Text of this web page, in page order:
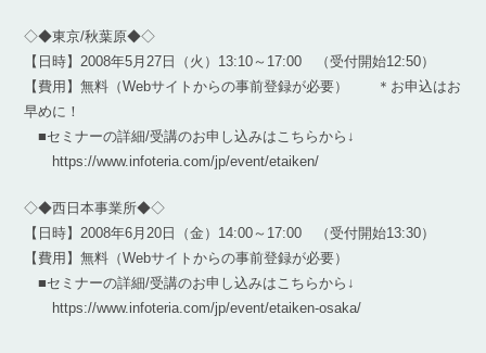
◇◆東京/秋葉原◆◇
【日時】2008年5月27日（火）13:10～17:00 （受付開始12:50）
【費用】無料（Webサイトからの事前登録が必要） ＊お申込はお
早めに！
■セミナーの詳細/受講のお申し込みはこちらから↓
https://www.infoteria.com/jp/event/etaiken/
◇◆西日本事業所◆◇
【日時】2008年6月20日（金）14:00～17:00 （受付開始13:30）
【費用】無料（Webサイトからの事前登録が必要）
■セミナーの詳細/受講のお申し込みはこちらから↓
https://www.infoteria.com/jp/event/etaiken-osaka/